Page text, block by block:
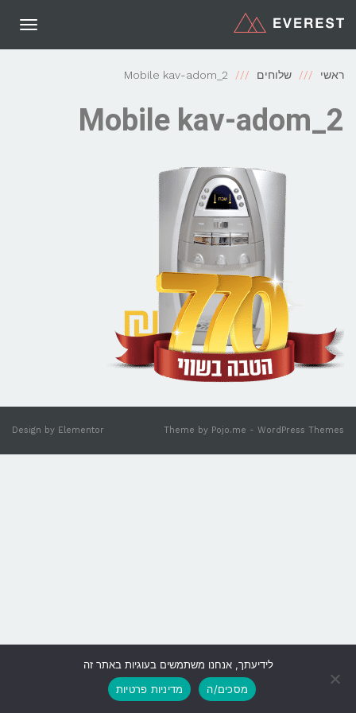
ראשי שלוחים Mobile kav-adom_2
Mobile kav-adom_2
Theme by Pojo.me - WordPress Themes
Design by Elementor
גלילה
לראש
לידיעתך, אנחנו משתמשים בעוגיות באתר זה
מסכים/ה
מדיניות פרטיות